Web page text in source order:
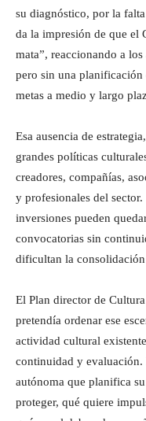
su diagnóstico, por la
da la impresión de que el
mata”, reaccionando a
pero sin una
metas a medio y largo
Esa ausencia de
grandes políticas
creadores, compañías,
y profesionales del
inversiones pueden
convocatorias sin
dificultan la
El Plan director de
pretendía ordenar ese
actividad cultural
continuidad y evaluación.
autónoma que planifica
proteger, qué quiere